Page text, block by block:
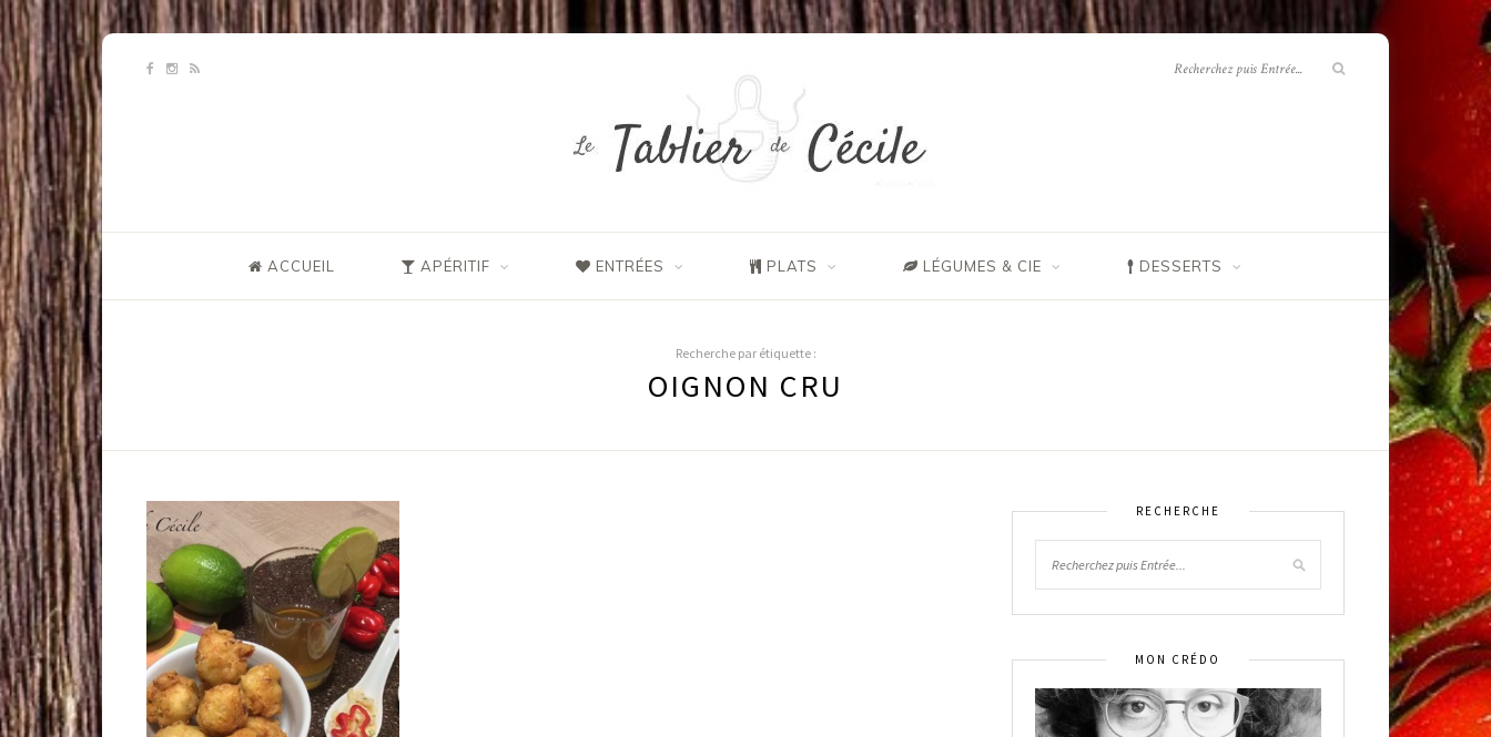
ACCUEIL APÉRITIF ENTRÉES PLATS LÉGUMES & CIE DESSERTS
Recherche par étiquette :
OIGNON CRU
RECHERCHE
MON CRÉDO